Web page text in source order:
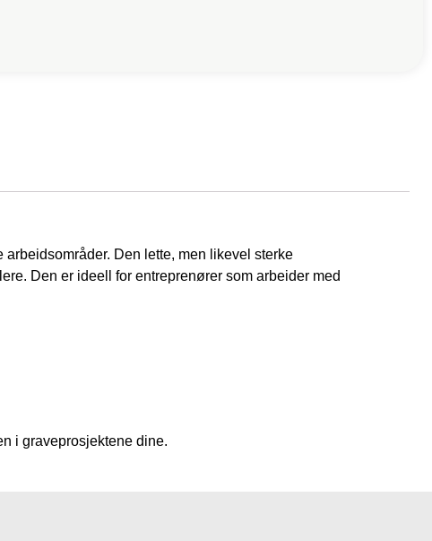
Den lette, men likevel sterke
Den er ideell for entreprenører som arbeider med
i graveprosjektene dine.